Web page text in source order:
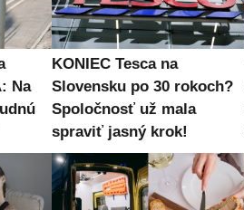
Na
KONIEC Tesca na
Slovensku po 30 rokoch?
Spoločnosť už mala
spraviť jasný krok!